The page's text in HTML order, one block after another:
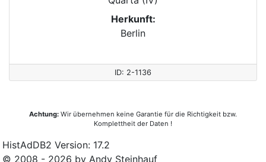
Herkunft:
Berlin
ID: 2-1136
Achtung: Wir übernehmen keine Garantie für die Richtigkeit bzw.
Komplettheit der Daten !
HistAdDB2 Version: 17.2
© 2008 - 2026 by Andy Steinhauf